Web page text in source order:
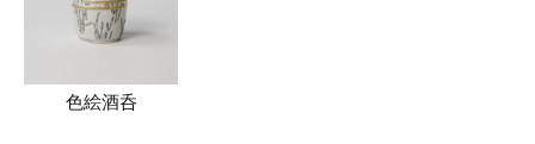
色絵酒呑